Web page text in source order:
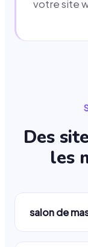
votre site
Des
les
salon de